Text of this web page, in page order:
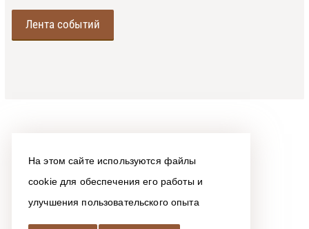
На этом сайте используются файлы
cookie для обеспечения его работы и
улучшения пользовательского опыта
Лента событий